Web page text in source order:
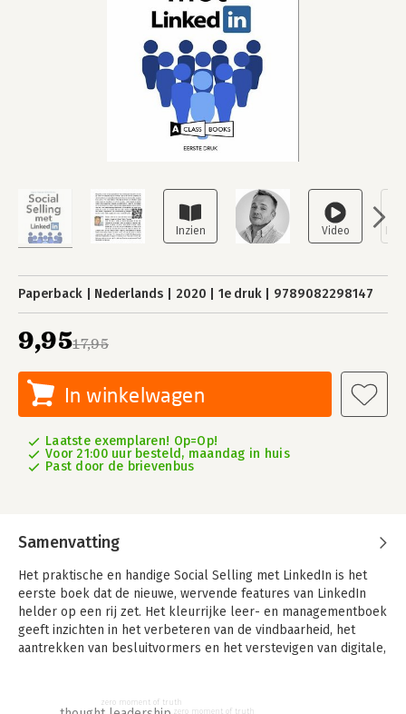
Paperback Nederlands 2020 1e druk 9789082298147
17,95
9,95
In winkelwagen
Laatste exemplaren! Op=Op!
Voor 21:00 uur besteld, maandag in huis
Past door de brievenbus
Samenvatting
Het praktische en handige Social Selling met LinkedIn is het
eerste boek dat de nieuwe, wervende features van LinkedIn
helder op een rij zet. Het kleurrijke leer- en managementboek
geeft inzichten in het verbeteren van de vindbaarheid, het
aantrekken van besluitvormers en het verstevigen van digitale,
zero moment of truth
zero moment of truth